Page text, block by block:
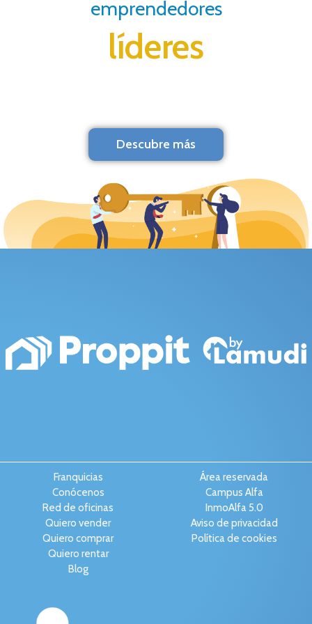
emprendedores
líderes
Descubre más
Franquicias
Conócenos
Red de oficinas
Quiero vender
Quiero comprar
Quiero rentar
Blog
Área reservada
Campus Alfa
InmoAlfa 5.0
Aviso de privacidad
Política de cookies